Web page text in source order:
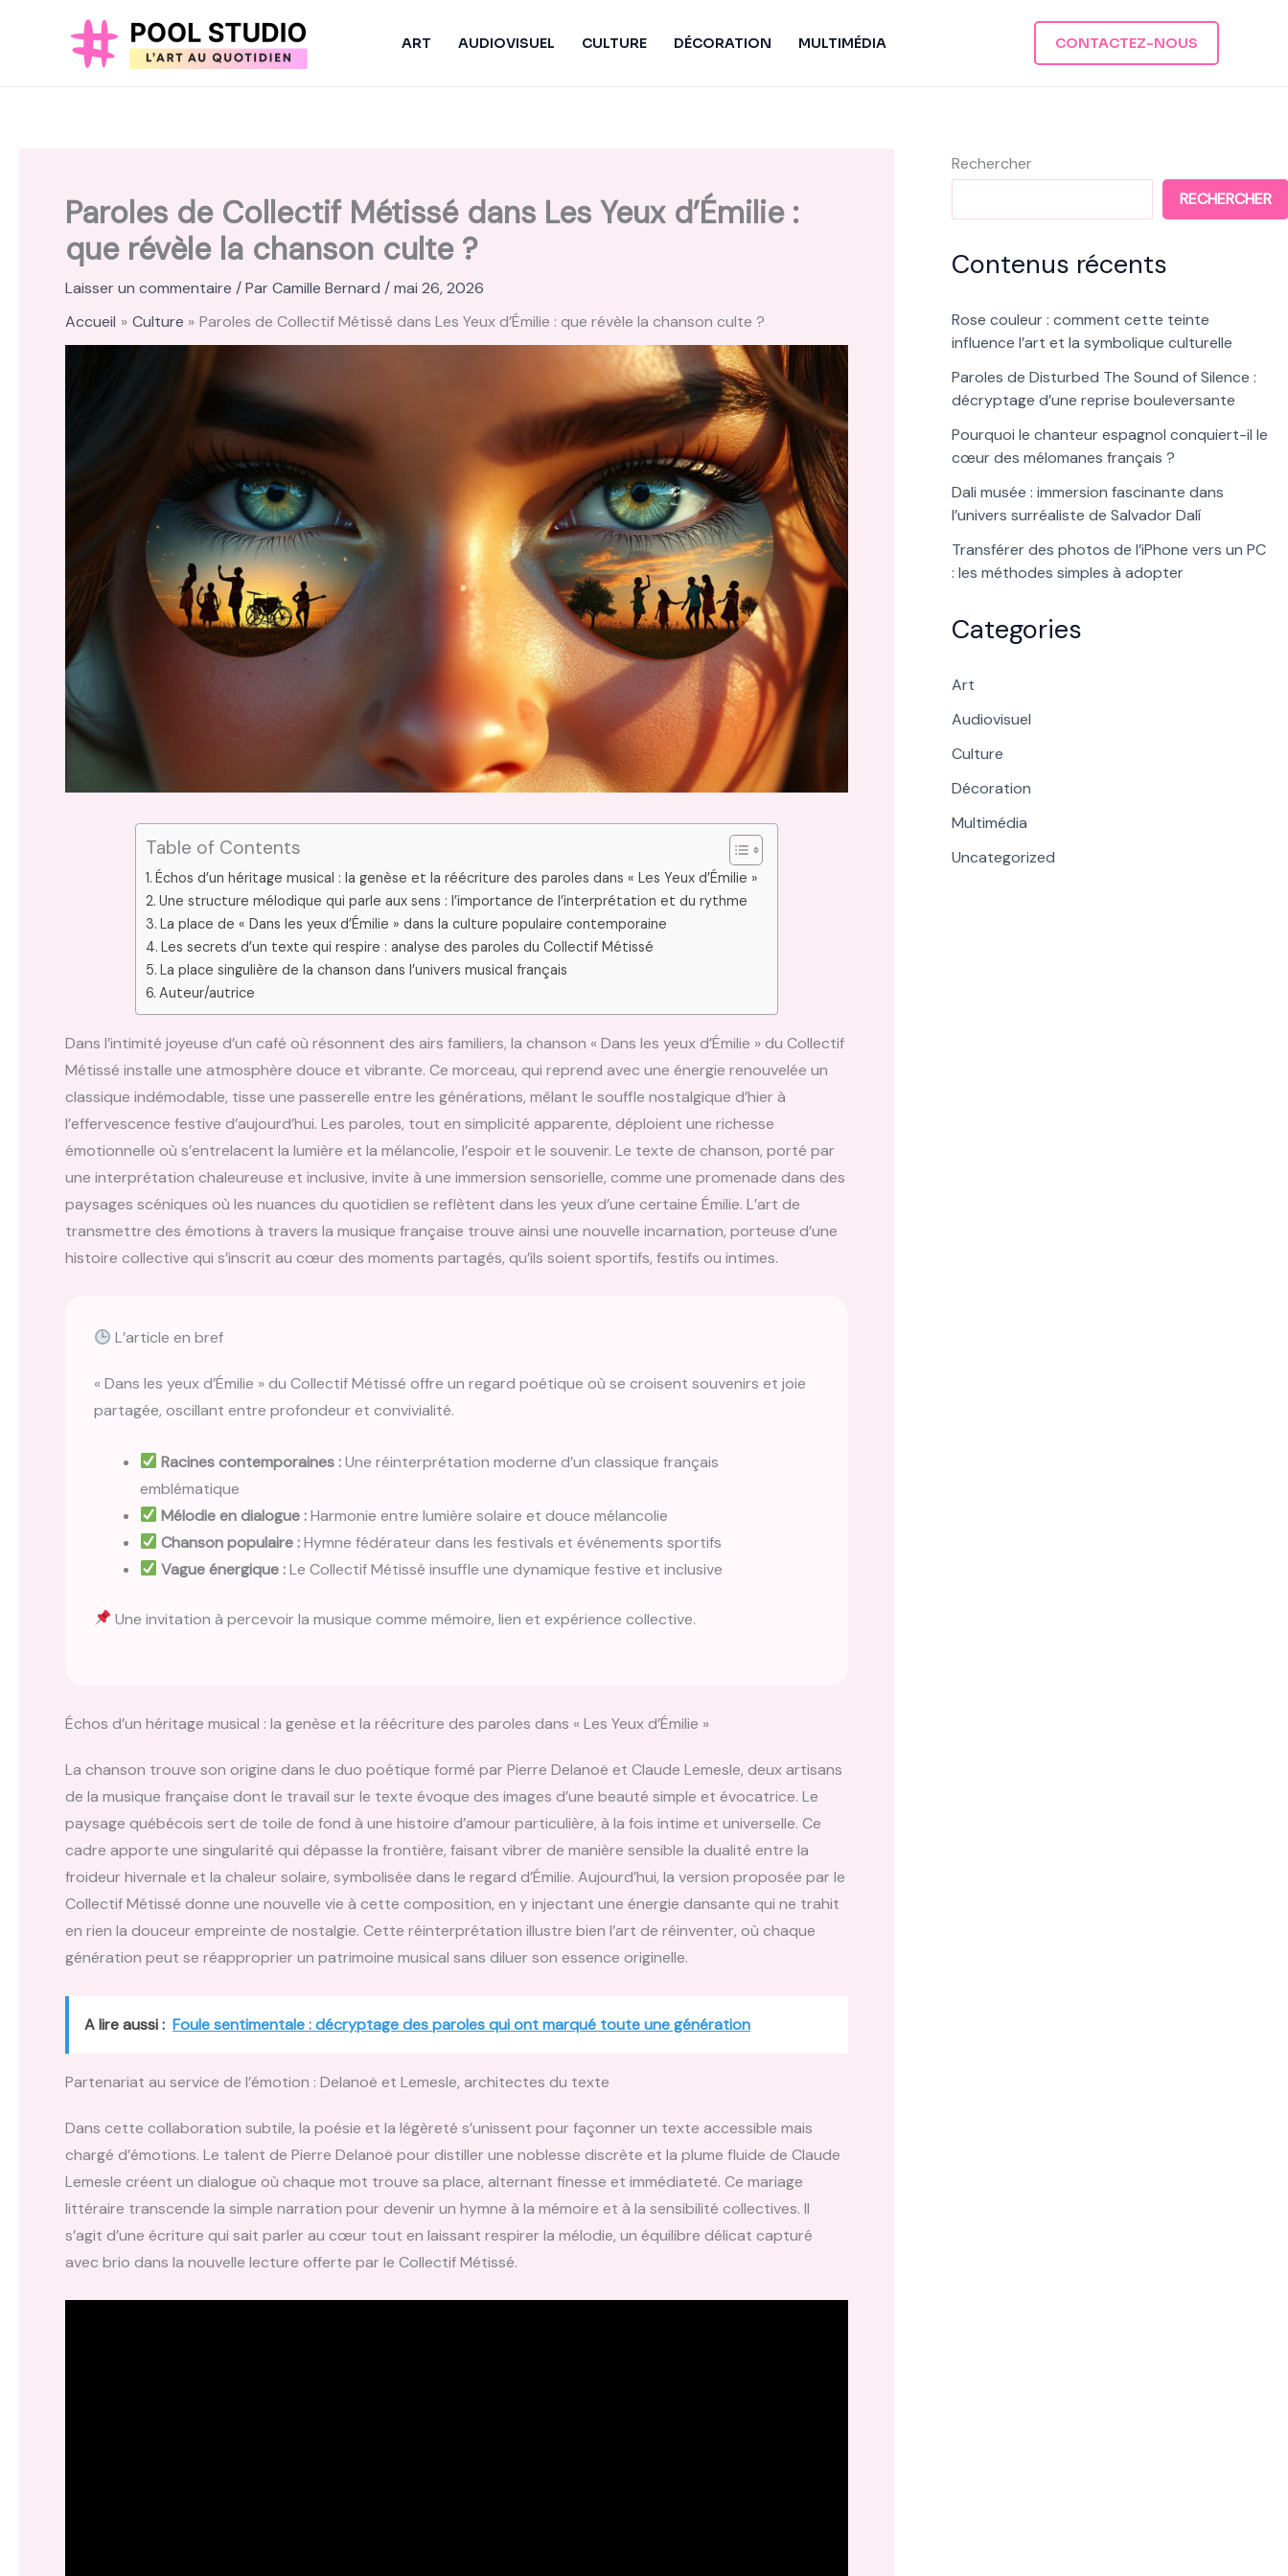
ART AUDIOVISUEL CULTURE DÉCORATION MULTIMÉDIA CONTACTEZ-NOUS
Paroles de Collectif Métissé dans Les Yeux d’Émilie :
que révèle la chanson culte ?
Laisser un commentaire / ParCamille Bernard /mai 26, 2026
Accueil
Culture Paroles de Collectif Métissé dans Les Yeux d’Émilie : que révèle la chanson culte ?
Table of Contents
Échos d’un héritage musical : la genèse et la réécriture des paroles dans « Les Yeux d’Émilie »
Une structure mélodique qui parle aux sens : l’importance de l’interprétation et du rythme
La place de « Dans les yeux d’Émilie » dans la culture populaire contemporaine
Les secrets d’un texte qui respire : analyse des paroles du Collectif Métissé
La place singulière de la chanson dans l’univers musical français
Auteur/autrice
Dans l’intimité joyeuse d’un café où résonnent des airs familiers, la chanson « Dans les yeux d’Émilie » du Collectif
Métissé installe une atmosphère douce et vibrante. Ce morceau, qui reprend avec une énergie renouvelée un
classique indémodable, tisse une passerelle entre les générations, mêlant le souffle nostalgique d’hier à
l’effervescence festive d’aujourd’hui. Les paroles, tout en simplicité apparente, déploient une richesse
émotionnelle où s’entrelacent la lumière et la mélancolie, l’espoir et le souvenir. Le texte de chanson, porté par
une interprétation chaleureuse et inclusive, invite à une immersion sensorielle, comme une promenade dans des
paysages scéniques où les nuances du quotidien se reflètent dans les yeux d’une certaine Émilie. L’art de
transmettre des émotions à travers la musique française trouve ainsi une nouvelle incarnation, porteuse d’une
histoire collective qui s’inscrit au cœur des moments partagés, qu’ils soient sportifs, festifs ou intimes.
L’article en bref
« Dans les yeux d’Émilie » du Collectif Métissé offre un regard poétique où se croisent souvenirs et joie
partagée, oscillant entre profondeur et convivialité.
Racines contemporaines :Une réinterprétation moderne d’un classique français
emblématique
Mélodie en dialogue :Harmonie entre lumière solaire et douce mélancolie
Chanson populaire :Hymne fédérateur dans les festivals et événements sportifs
Vague énergique :Le Collectif Métissé insuffle une dynamique festive et inclusive
Une invitation à percevoir la musique comme mémoire, lien et expérience collective.
Échos d’un héritage musical : la genèse et la réécriture des paroles dans « Les Yeux d’Émilie »
La chanson trouve son origine dans le duo poétique formé par Pierre Delanoë et Claude Lemesle, deux artisans
de la musique française dont le travail sur le texte évoque des images d’une beauté simple et évocatrice. Le
paysage québécois sert de toile de fond à une histoire d’amour particulière, à la fois intime et universelle. Ce
cadre apporte une singularité qui dépasse la frontière, faisant vibrer de manière sensible la dualité entre la
froideur hivernale et la chaleur solaire, symbolisée dans le regard d’Émilie. Aujourd’hui, la version proposée par le
Collectif Métissé donne une nouvelle vie à cette composition, en y injectant une énergie dansante qui ne trahit
en rien la douceur empreinte de nostalgie. Cette réinterprétation illustre bien l’art de réinventer, où chaque
génération peut se réapproprier un patrimoine musical sans diluer son essence originelle.
A lire aussi : Foule sentimentale : décryptage des paroles qui ont marqué toute une génération
Partenariat au service de l’émotion : Delanoë et Lemesle, architectes du texte
Dans cette collaboration subtile, la poésie et la légèreté s’unissent pour façonner un texte accessible mais
chargé d’émotions. Le talent de Pierre Delanoë pour distiller une noblesse discrète et la plume fluide de Claude
Lemesle créent un dialogue où chaque mot trouve sa place, alternant finesse et immédiateté. Ce mariage
littéraire transcende la simple narration pour devenir un hymne à la mémoire et à la sensibilité collectives. Il
s’agit d’une écriture qui sait parler au cœur tout en laissant respirer la mélodie, un équilibre délicat capturé
avec brio dans la nouvelle lecture offerte par le Collectif Métissé.
Rechercher
RECHERCHER
Contenus récents
Rose couleur : comment cette teinte
influence l’art et la symbolique culturelle
Paroles de Disturbed The Sound of Silence :
décryptage d’une reprise bouleversante
Pourquoi le chanteur espagnol conquiert-il le
cœur des mélomanes français ?
Dali musée : immersion fascinante dans
l’univers surréaliste de Salvador Dalí
Transférer des photos de l’iPhone vers un PC
: les méthodes simples à adopter
Categories
Art
Audiovisuel
Culture
Décoration
Multimédia
Uncategorized